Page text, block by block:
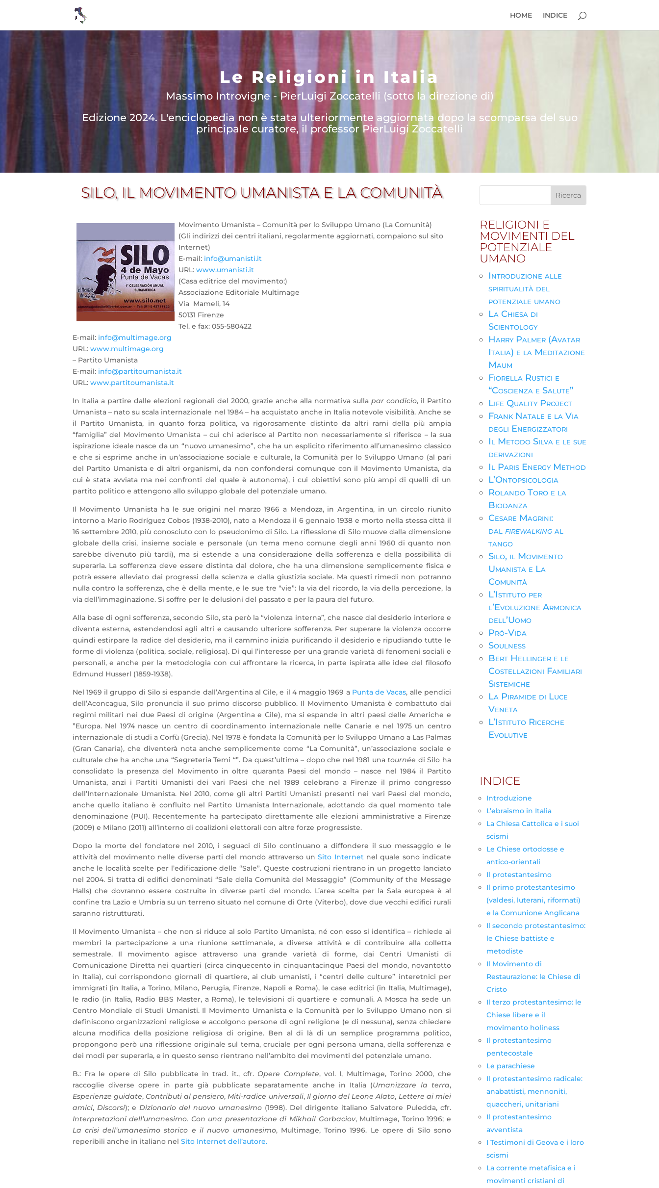
HOME INDICE
Le Religioni in Italia
Massimo Introvigne - PierLuigi Zoccatelli (sotto la direzione di)
Edizione 2024. L'enciclopedia non è stata ulteriormente aggiornata dopo la scomparsa del suo
principale curatore, il professor PierLuigi Zoccatelli
SILO, IL MOVIMENTO UMANISTA E LA COMUNITÀ
Movimento Umanista – Comunità per lo Sviluppo Umano (La Comunità)
(Gli indirizzi dei centri italiani, regolarmente aggiornati, compaiono sul sito
Internet)
E-mail: info@umanisti.it
URL: www.umanisti.it
(Casa editrice del movimento:)
Associazione Editoriale Multimage
Via Mameli, 14
50131 Firenze
Tel. e fax: 055-580422
E-mail: info@multimage.org
URL: www.multimage.org
– Partito Umanista
E-mail: info@partitoumanista.it
URL: www.partitoumanista.it
In Italia a partire dalle elezioni regionali del 2000, grazie anche alla normativa sulla par condicio, il Partito
Umanista – nato su scala internazionale nel 1984 – ha acquistato anche in Italia notevole visibilità. Anche se
il Partito Umanista, in quanto forza politica, va rigorosamente distinto da altri rami della più ampia
“famiglia” del Movimento Umanista – cui chi aderisce al Partito non necessariamente si riferisce – la sua
ispirazione ideale nasce da un “nuovo umanesimo”, che ha un esplicito riferimento all’umanesimo classico
e che si esprime anche in un’associazione sociale e culturale, la Comunità per lo Sviluppo Umano (al pari
del Partito Umanista e di altri organismi, da non confondersi comunque con il Movimento Umanista, da
cui è stata avviata ma nei confronti del quale è autonoma), i cui obiettivi sono più ampi di quelli di un
partito politico e attengono allo sviluppo globale del potenziale umano.
Il Movimento Umanista ha le sue origini nel marzo 1966 a Mendoza, in Argentina, in un circolo riunito
intorno a Mario Rodríguez Cobos (1938-2010), nato a Mendoza il 6 gennaio 1938 e morto nella stessa città il
16 settembre 2010, più conosciuto con lo pseudonimo di Silo. La riflessione di Silo muove dalla dimensione
globale della crisi, insieme sociale e personale (un tema meno comune degli anni 1960 di quanto non
sarebbe divenuto più tardi), ma si estende a una considerazione della sofferenza e della possibilità di
superarla. La sofferenza deve essere distinta dal dolore, che ha una dimensione semplicemente fisica e
potrà essere alleviato dai progressi della scienza e dalla giustizia sociale. Ma questi rimedi non potranno
nulla contro la sofferenza, che è della mente, e le sue tre “vie”: la via del ricordo, la via della percezione, la
via dell’immaginazione. Si soffre per le delusioni del passato e per la paura del futuro.
Alla base di ogni sofferenza, secondo Silo, sta però la “violenza interna”, che nasce dal desiderio interiore e
diventa esterna, estendendosi agli altri e causando ulteriore sofferenza. Per superare la violenza occorre
quindi estirpare la radice del desiderio, ma il cammino inizia purificando il desiderio e ripudiando tutte le
forme di violenza (politica, sociale, religiosa). Di qui l’interesse per una grande varietà di fenomeni sociali e
personali, e anche per la metodologia con cui affrontare la ricerca, in parte ispirata alle idee del filosofo
Edmund Husserl (1859-1938).
Nel 1969 il gruppo di Silo si espande dall’Argentina al Cile, e il 4 maggio 1969 a Punta de Vacas, alle pendici
dell’Aconcagua, Silo pronuncia il suo primo discorso pubblico. Il Movimento Umanista è combattuto dai
regimi militari nei due Paesi di origine (Argentina e Cile), ma si espande in altri paesi delle Americhe e
”Europa. Nel 1974 nasce un centro di coordinamento internazionale nelle Canarie e nel 1975 un centro
internazionale di studi a Corfù (Grecia). Nel 1978 è fondata la Comunità per lo Sviluppo Umano a Las Palmas
(Gran Canaria), che diventerà nota anche semplicemente come “La Comunità”, un’associazione sociale e
culturale che ha anche una “Segreteria Temi “”. Da quest’ultima – dopo che nel 1981 una tournée di Silo ha
consolidato la presenza del Movimento in oltre quaranta Paesi del mondo – nasce nel 1984 il Partito
Umanista, anzi i Partiti Umanisti dei vari Paesi che nel 1989 celebrano a Firenze il primo congresso
dell’Internazionale Umanista. Nel 2010, come gli altri Partiti Umanisti presenti nei vari Paesi del mondo,
anche quello italiano è confluito nel Partito Umanista Internazionale, adottando da quel momento tale
denominazione (PUI). Recentemente ha partecipato direttamente alle elezioni amministrative a Firenze
(2009) e Milano (2011) all’interno di coalizioni elettorali con altre forze progressiste.
Dopo la morte del fondatore nel 2010, i seguaci di Silo continuano a diffondere il suo messaggio e le
attività del movimento nelle diverse parti del mondo attraverso unSito Internetnel quale sono indicate
anche le località scelte per l’edificazione delle “Sale”. Queste costruzioni rientrano in un progetto lanciato
nel 2004. Si tratta di edifici denominati “Sale della Comunità del Messaggio” (Community of the Message
Halls) che dovranno essere costruite in diverse parti del mondo. L’area scelta per la Sala europea è al
confine tra Lazio e Umbria su un terreno situato nel comune di Orte (Viterbo), dove due vecchi edifici rurali
saranno ristrutturati.
Il Movimento Umanista – che non si riduce al solo Partito Umanista, né con esso si identifica – richiede ai
membri la partecipazione a una riunione settimanale, a diverse attività e di contribuire alla colletta
semestrale. Il movimento agisce attraverso una grande varietà di forme, dai Centri Umanisti di
Comunicazione Diretta nei quartieri (circa cinquecento in cinquantacinque Paesi del mondo, novantotto
in Italia), cui corrispondono giornali di quartiere, ai club umanisti, i “centri delle culture” interetnici per
immigrati (in Italia, a Torino, Milano, Perugia, Firenze, Napoli e Roma), le case editrici (in Italia, Multimage),
le radio (in Italia, Radio BBS Master, a Roma), le televisioni di quartiere e comunali. A Mosca ha sede un
Centro Mondiale di Studi Umanisti. Il Movimento Umanista e la Comunità per lo Sviluppo Umano non si
definiscono organizzazioni religiose e accolgono persone di ogni religione (e di nessuna), senza chiedere
alcuna modifica della posizione religiosa di origine. Ben al di là di un semplice programma politico,
propongono però una riflessione originale sul tema, cruciale per ogni persona umana, della sofferenza e
dei modi per superarla, e in questo senso rientrano nell’ambito dei movimenti del potenziale umano.
B.: Fra le opere di Silo pubblicate in trad. it., cfr. Opere Complete, vol. I, Multimage, Torino 2000, che
raccoglie diverse opere in parte già pubblicate separatamente anche in Italia (Umanizzare la terra,
Esperienze guidate, Contributi al pensiero,Miti-radice universali, Il giorno del Leone Alato, Lettere ai miei
amici, Discorsi); eDizionario del nuovo umanesimo(1998). Del dirigente italiano Salvatore Puledda, cfr.
Interpretazioni dell’umanesimo. Con una presentazione di Mikhail Gorbaciov, Multimage, Torino 1996; e
La crisi dell’umanesimo storico e il nuovo umanesimo, Multimage, Torino 1996. Le opere di Silo sono
reperibili anche in italiano nel Sito Internet dell’autore.
RELIGIONI E
MOVIMENTI DEL
POTENZIALE
UMANO
Introduzione alle
spiritualità del
potenziale umano
La Chiesa di
Scientology
Harry Palmer (Avatar
Italia) e la Meditazione
Maum
Fiorella Rustici e
“Coscienza e Salute”
Life Quality Project
Frank Natale e la Via
degli Energizzatori
Il Metodo Silva e le sue
derivazioni
Il Paris Energy Method
L’Ontopsicologia
Rolando Toro e la
Biodanza
Cesare Magrini:
dal firewalkingal
tango
Silo, il Movimento
Umanista e La
Comunità
L’Istituto per
l’Evoluzione Armonica
dell’Uomo
Pró-Vida
Soulness
Bert Hellinger e le
Costellazioni Familiari
Sistemiche
La Piramide di Luce
Veneta
L’Istituto Ricerche
Evolutive
INDICE
Introduzione
L’ebraismo in Italia
La Chiesa Cattolica e i suoi
scismi
Le Chiese ortodosse e
antico-orientali
Il protestantesimo
Il primo protestantesimo
(valdesi, luterani, riformati)
e la Comunione Anglicana
Il secondo protestantesimo:
le Chiese battiste e
metodiste
Il Movimento di
Restaurazione: le Chiese di
Cristo
Il terzo protestantesimo: le
Chiese libere e il
movimento holiness
Il protestantesimo
pentecostale
Le parachiese
Il protestantesimo radicale:
anabattisti, mennoniti,
quaccheri, unitariani
Il protestantesimo
avventista
I Testimoni di Geova e i loro
scismi
La corrente metafisica e i
movimenti cristiani di